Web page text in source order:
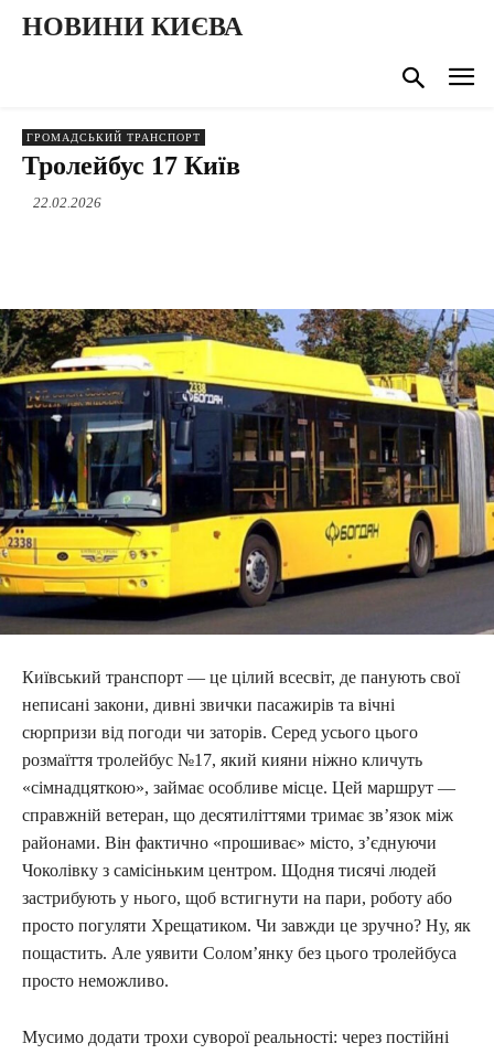
НОВИНИ КИЄВА
ГРОМАДСЬКИЙ ТРАНСПОРТ
Тролейбус 17 Київ
22.02.2026
Київський транспорт — це цілий всесвіт, де панують свої
неписані закони, дивні звички пасажирів та вічні
сюрпризи від погоди чи заторів. Серед усього цього
розмаїття тролейбус №17, який кияни ніжно кличуть
«сімнадцяткою», займає особливе місце. Цей маршрут —
справжній ветеран, що десятиліттями тримає зв’язок між
районами. Він фактично «прошиває» місто, з’єднуючи
Чоколівку з самісіньким центром. Щодня тисячі людей
застрибують у нього, щоб встигнути на пари, роботу або
просто погуляти Хрещатиком. Чи завжди це зручно? Ну, як
пощастить. Але уявити Солом’янку без цього тролейбуса
просто неможливо.
Мусимо додати трохи суворої реальності: через постійні